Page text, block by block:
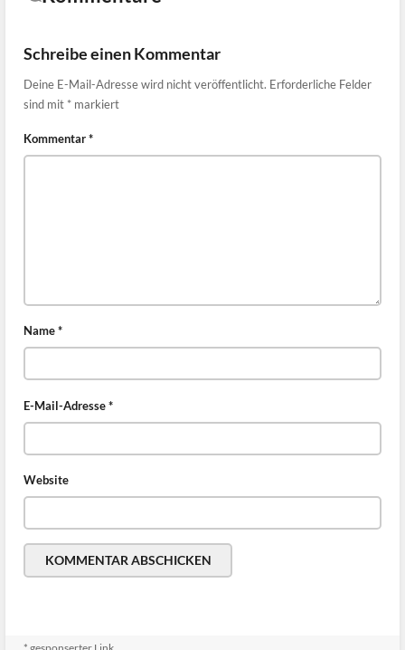
Schreibe einen Kommentar
Deine E-Mail-Adresse wird nicht veröffentlicht. Erforderliche Felder
sind mit * markiert
Kommentar*
Name*
E-Mail-Adresse*
Website